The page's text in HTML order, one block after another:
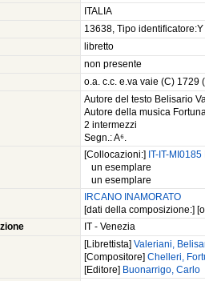
ITALIA
13638, Tipo identificatore:Y
libretto
non presente
o.a. c.c. e.va vaie (C) 1729
Autore del testo Belisario
Autore della musica
2 intermezzi
Segn.: A⁶.
[Collocazioni:] IT-IT-MI0185
un esemplare
un esemplare
IRCANO INAMORATO
[dati della composizione:]
IT - Venezia
[Librettista] Valeriani,
[Compositore] Chelleri,
[Editore]
Buonarrigo, Carlo